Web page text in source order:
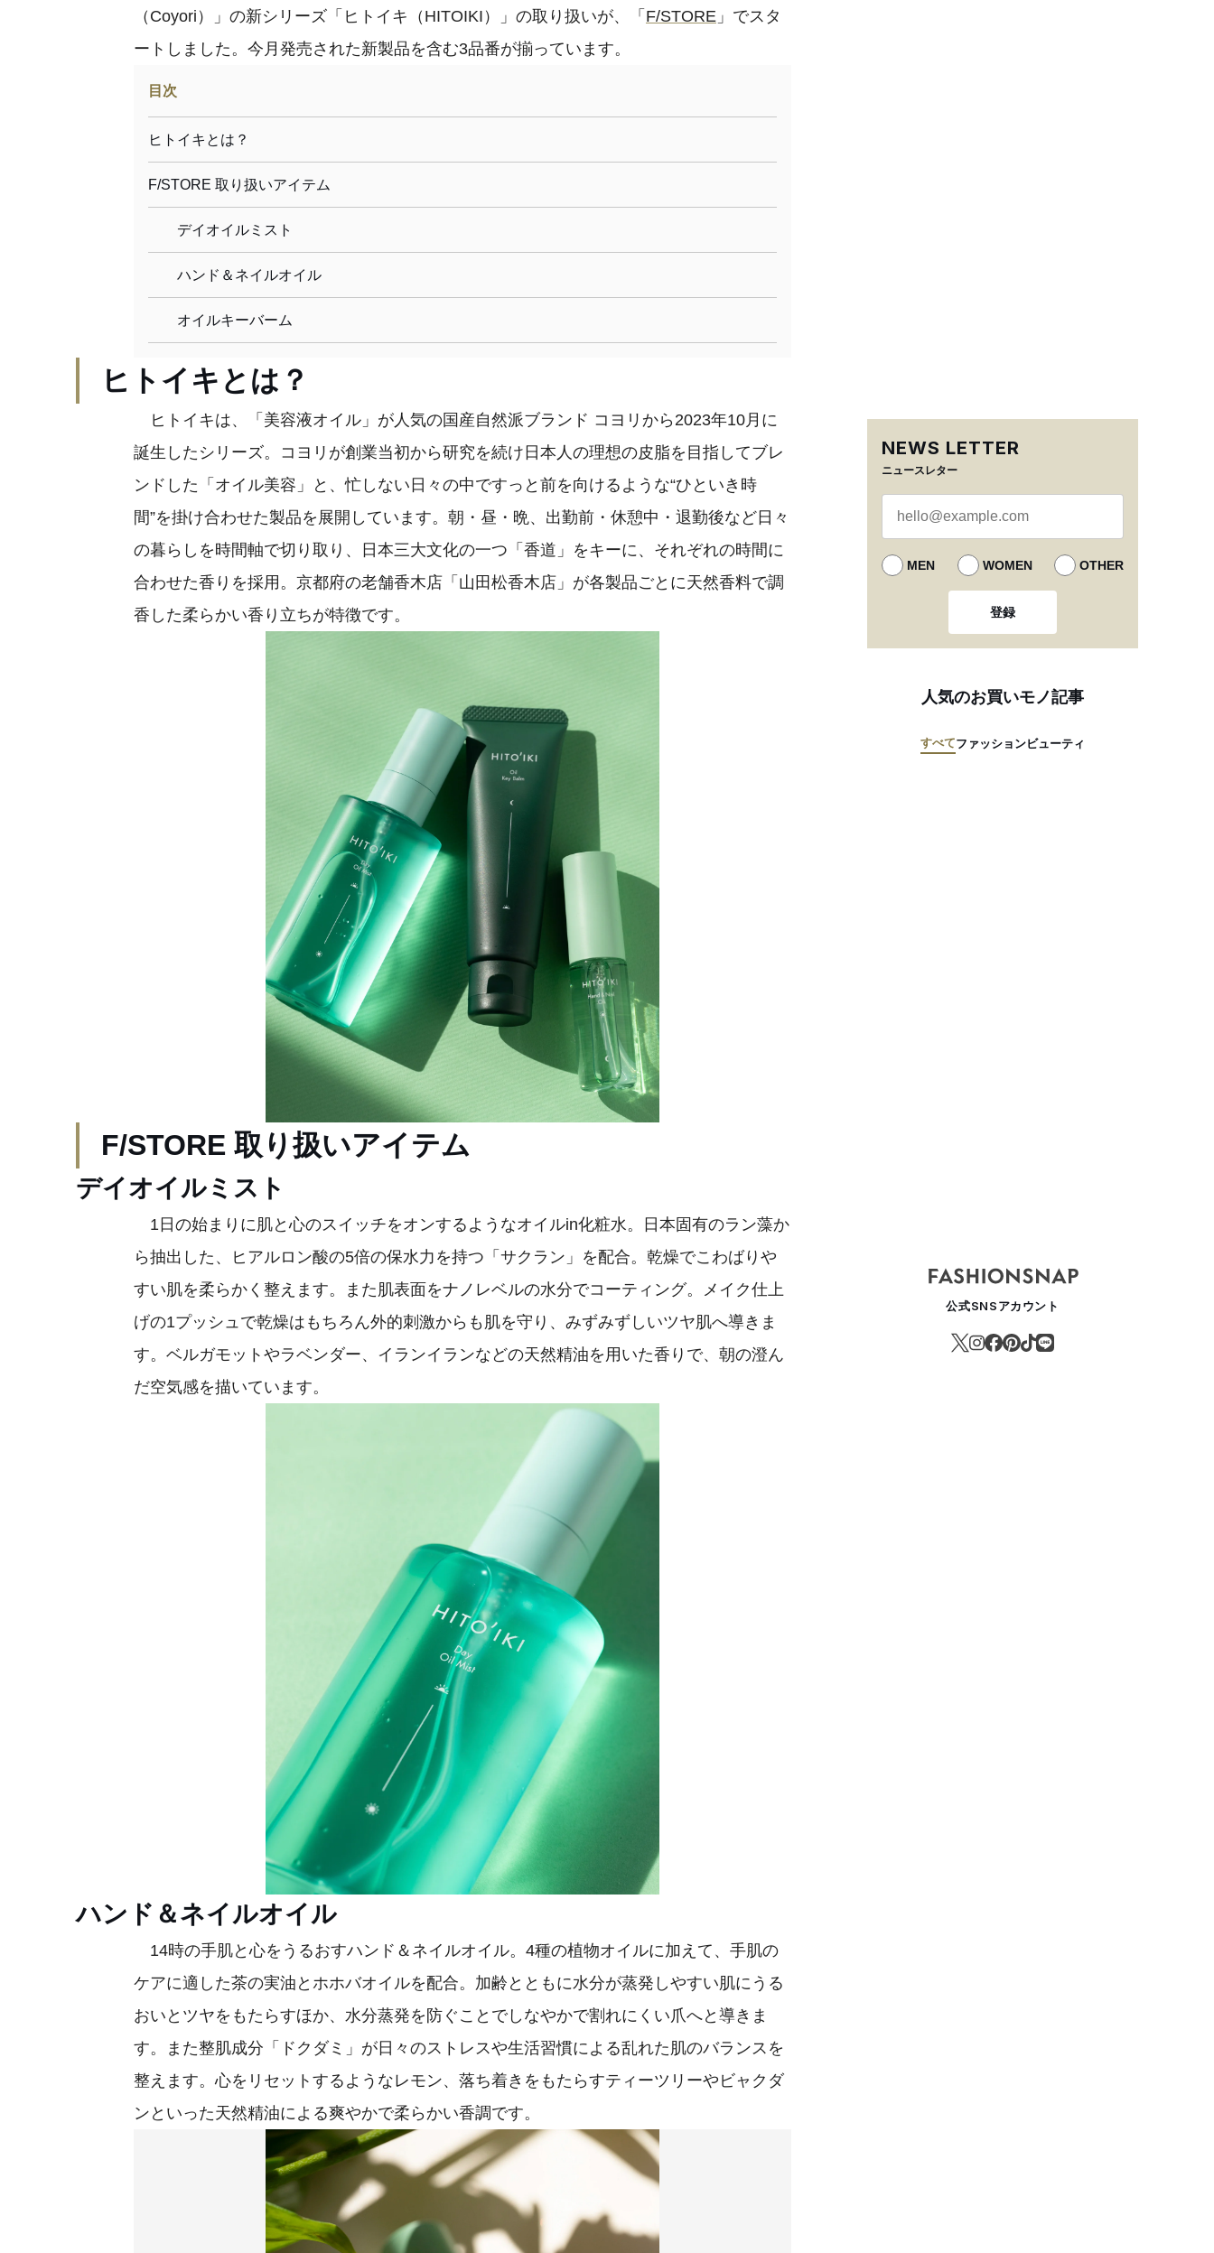
（Coyori）」の新シリーズ「ヒトイキ（HITOIKI）」の取り扱いが、「 F/STORE 」でスタ
ートしました。今月発売された新製品を含む3品番が揃っています。
目次
ヒトイキとは？
F/STORE 取り扱いアイテム
デイオイルミスト
ハンド＆ネイルオイル
オイルキーバーム
ヒトイキとは？
ヒトイキは、「美容液オイル」が人気の国産自然派ブランド コヨリから2023年10月に
誕生したシリーズ。コヨリが創業当初から研究を続け日本人の理想の皮脂を目指してブレ
ンドした「オイル美容」と、忙しない日々の中ですっと前を向けるような“ひといき時
間”を掛け合わせた製品を展開しています。朝・昼・晩、出勤前・休憩中・退勤後など日々
の暮らしを時間軸で切り取り、日本三大文化の一つ「香道」をキーに、それぞれの時間に
合わせた香りを採用。京都府の老舗香木店「山田松香木店」が各製品ごとに天然香料で調
香した柔らかい香り立ちが特徴です。
F/STORE 取り扱いアイテム
デイオイルミスト
1日の始まりに肌と心のスイッチをオンするようなオイルin化粧水。日本固有のラン藻か
ら抽出した、ヒアルロン酸の5倍の保水力を持つ「サクラン」を配合。乾燥でこわばりや
すい肌を柔らかく整えます。また肌表面をナノレベルの水分でコーティング。メイク仕上
げの1プッシュで乾燥はもちろん外的刺激からも肌を守り、みずみずしいツヤ肌へ導きま
す。ベルガモットやラベンダー、イランイランなどの天然精油を用いた香りで、朝の澄ん
だ空気感を描いています。
ハンド＆ネイルオイル
14時の手肌と心をうるおすハンド＆ネイルオイル。4種の植物オイルに加えて、手肌の
ケアに適した茶の実油とホホバオイルを配合。加齢とともに水分が蒸発しやすい肌にうる
おいとツヤをもたらすほか、水分蒸発を防ぐことでしなやかで割れにくい爪へと導きま
す。また整肌成分「ドクダミ」が日々のストレスや生活習慣による乱れた肌のバランスを
整えます。心をリセットするようなレモン、落ち着きをもたらすティーツリーやビャクダ
ンといった天然精油による爽やかで柔らかい香調です。
NEWS LETTER
ニュースレター
MEN WOMEN OTHER
登録
人気のお買いモノ記事
すべてファッションビューティ
公式SNSアカウント